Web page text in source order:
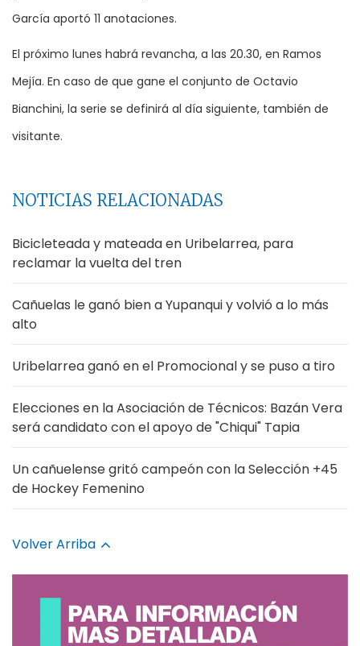
García aportó 11 anotaciones.
El próximo lunes habrá revancha, a las 20.30, en Ramos
Mejía. En caso de que gane el conjunto de Octavio
Bianchini, la serie se definirá al día siguiente, también de
visitante.
NOTICIAS RELACIONADAS
Bicicleteada y mateada en Uribelarrea, para
reclamar la vuelta del tren
Cañuelas le ganó bien a Yupanqui y volvió a lo más
alto
Uribelarrea ganó en el Promocional y se puso a tiro
Elecciones en la Asociación de Técnicos: Bazán Vera
será candidato con el apoyo de "Chiqui" Tapia
Un cañuelense gritó campeón con la Selección +45
de Hockey Femenino
Volver Arriba